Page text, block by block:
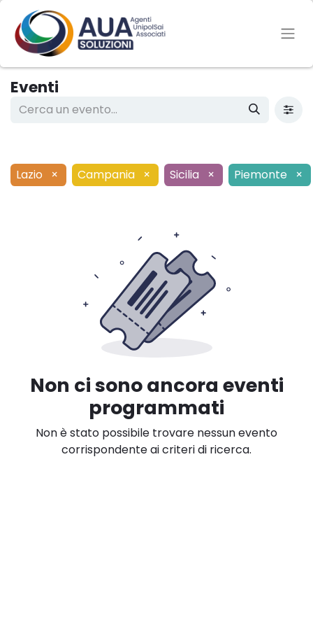
Eventi
Lazio × Campania × Sicilia × Piemonte ×
Non ci sono ancora eventi
programmati
Non è stato possibile trovare nessun evento
corrispondente ai criteri di ricerca.